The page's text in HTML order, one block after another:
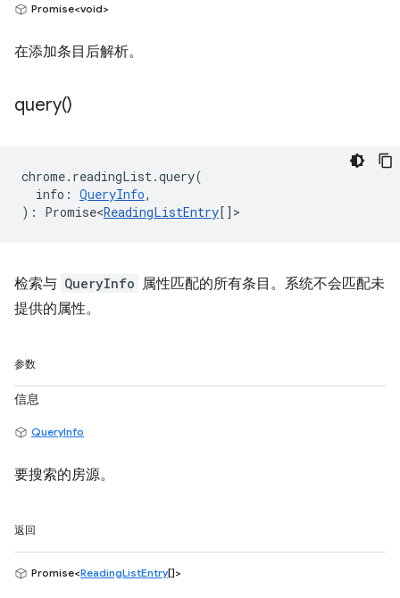
Promise<void>
在添加条目后解析。
query()
chrome. readingList .query(
info : QueryInfo,
) : Promise<ReadingListEntry[] >
检索与 QueryInfo 属性匹配的所有条目。系统不会匹配未
提供的属性。
参数
信息
QueryInfo
要搜索的房源。
返回
Promise<ReadingListEntry[]>